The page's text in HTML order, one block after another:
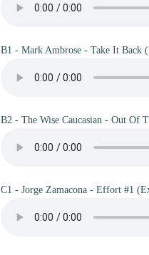
B1 - Mark Ambrose - Take It Back
B2 - The Wise Caucasian - Out Of
C1 - Jorge Zamacona - Effort #1